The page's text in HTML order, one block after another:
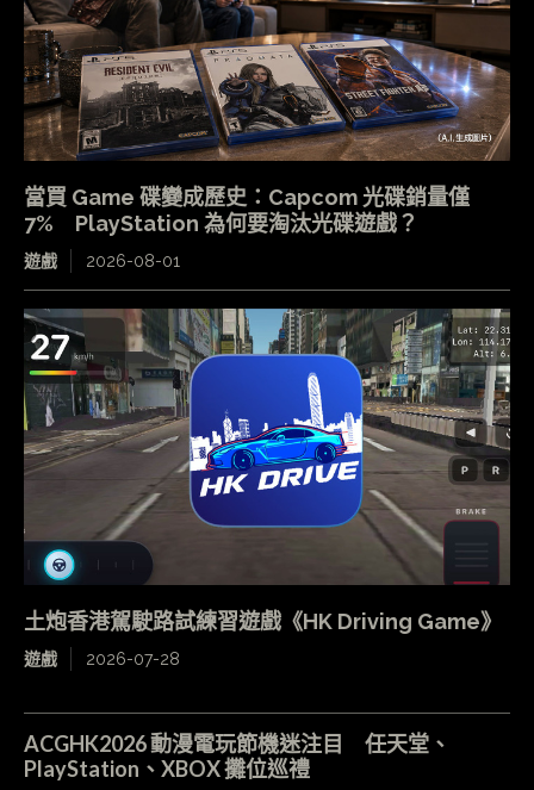
當買 Game 碟變成歷史：Capcom 光碟銷量僅
7% PlayStation 為何要淘汰光碟遊戲？
遊戲 2026-08-01
土炮香港駕駛路試練習遊戲《HK Driving Game》
遊戲 2026-07-28
ACGHK2026 動漫電玩節機迷注目 任天堂、
PlayStation、XBOX 攤位巡禮